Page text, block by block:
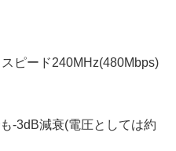
ピード240MHz(480Mbps)
-3dB減衰(電圧としては約